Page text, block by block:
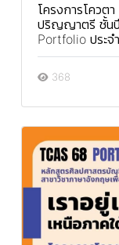
โครงการโควต
ปริญญาตรี ชั้นปี
Portfolio ประจ
368